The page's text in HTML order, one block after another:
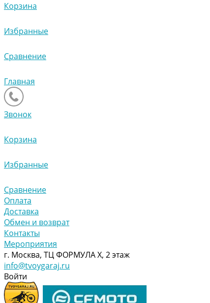
Корзина
Избранные
Сравнение
Главная
Звонок
Корзина
Избранные
Сравнение
Оплата
Доставка
Обмен и возврат
Контакты
Мероприятия
г. Москва, ТЦ ФОРМУЛА Х, 2 этаж
info@tvoygaraj.ru
Войти